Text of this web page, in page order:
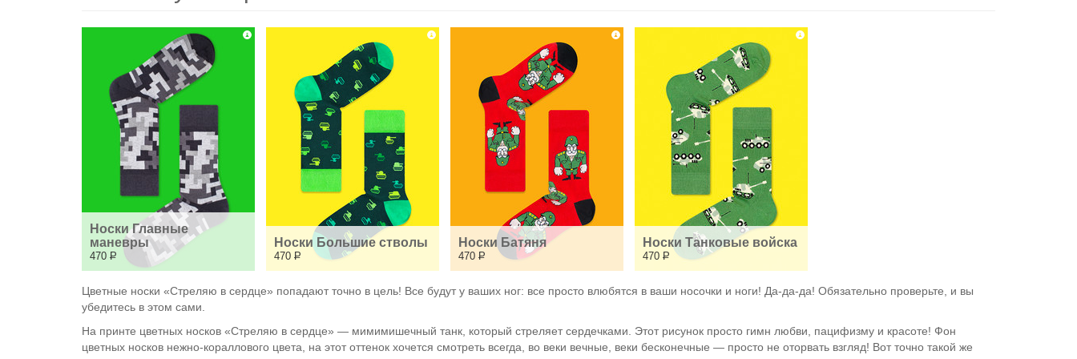
Носки Главные
маневры
470 Р
Носки Большие стволы
470 Р
Носки Батяня
470 Р
Носки Танковые войска
470 Р
Цветные носки «Стреляю в сердце» попадают точно в цель! Все будут у ваших ног: все просто влюбятся в ваши носочки и ноги! Да-да-да! Обязательно проверьте, и вы
убедитесь в этом сами.
На принте цветных носков «Стреляю в сердце» — мимимишечный танк, который стреляет сердечками. Этот рисунок просто гимн любви, пацифизму и красоте! Фон
цветных носков нежно-кораллового цвета, на этот оттенок хочется смотреть всегда, во веки вечные, веки бесконечные — просто не оторвать взгляд! Вот точно такой же